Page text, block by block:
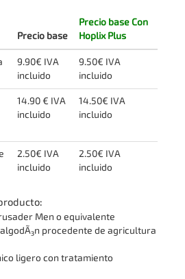
Precio base
Precio base Con
Hoplix Plus
9.90€ IVA
incluido
9.50€ IVA
incluido
14.90 € IVA
incluido
14.50€ IVA
incluido
2.50€ IVA
incluido
2.50€ IVA
incluido
Men o equivalente
procedente de agricultura
ligero con tratamiento